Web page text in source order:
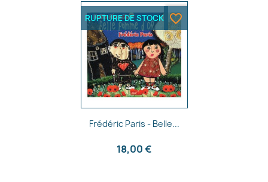
Aperçu rapide
Frédéric Paris - Belle...
18,00 €
RUPTURE DE STOCK favorite_border